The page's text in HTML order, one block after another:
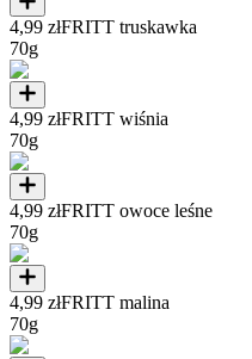
4,99 złFRITT truskawka
70g
4,99 złFRITT wiśnia
70g
4,99 złFRITT owoce leśne
70g
4,99 złFRITT malina
70g